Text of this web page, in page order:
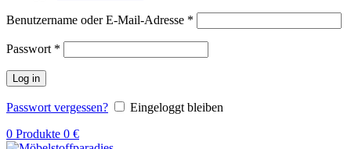
Benutzername oder E-Mail-Adresse *
Passwort *
Log in
Passwort vergessen?
Eingeloggt bleiben
0 Produkte 0 €